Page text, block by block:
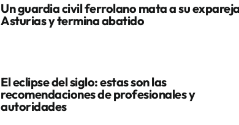
Un guardia civil ferrolano mata a su
Asturias y termina abatido
El eclipse del siglo: estas son las
recomendaciones de profesionales y
autoridades